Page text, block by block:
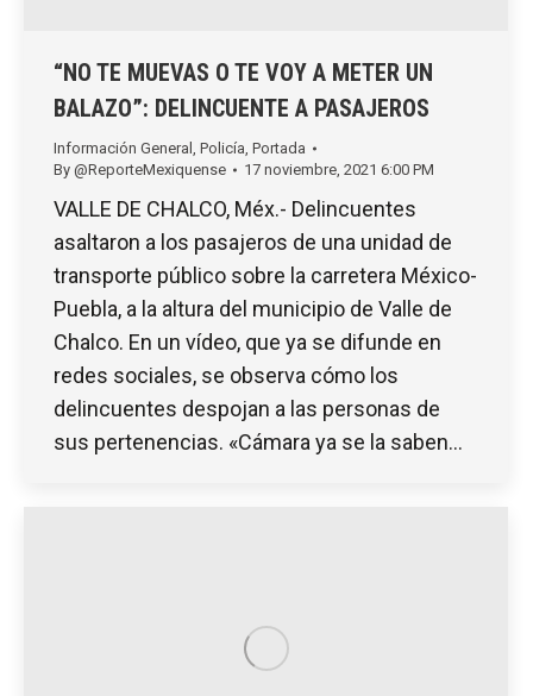
“NO TE MUEVAS O TE VOY A METER UN
BALAZO”: DELINCUENTE A PASAJEROS
Información General , Policía, Portada
By @ReporteMexiquense 17 noviembre, 2021 6:00 PM
VALLE DE CHALCO, Méx.- Delincuentes
asaltaron a los pasajeros de una unidad de
transporte público sobre la carretera México-
Puebla, a la altura del municipio de Valle de
Chalco. En un vídeo, que ya se difunde en
redes sociales, se observa cómo los
delincuentes despojan a las personas de
sus pertenencias. «Cámara ya se la saben…